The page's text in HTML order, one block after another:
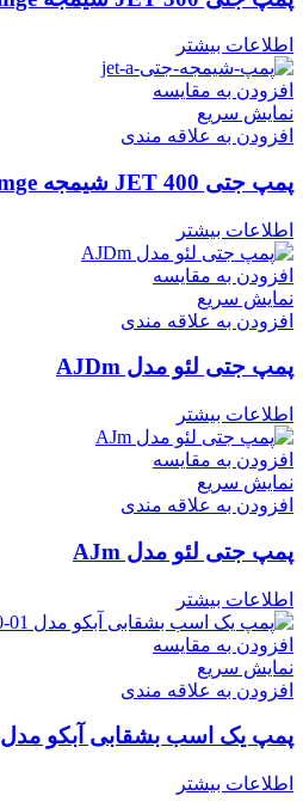
اطلاعات بیشتر
افزودن به مقایسه
نمایش سریع
افزودن به علاقه مندی
پمپ جتی JET 400 شیمجه Shimge
اطلاعات بیشتر
افزودن به مقایسه
نمایش سریع
افزودن به علاقه مندی
پمپ جتی لئو مدل AJDm
اطلاعات بیشتر
افزودن به مقایسه
نمایش سریع
افزودن به علاقه مندی
پمپ جتی لئو مدل AJm
اطلاعات بیشتر
افزودن به مقایسه
نمایش سریع
افزودن به علاقه مندی
پمپ یک اسب بشقابی آبکو مدل CM100/01
اطلاعات بیشتر